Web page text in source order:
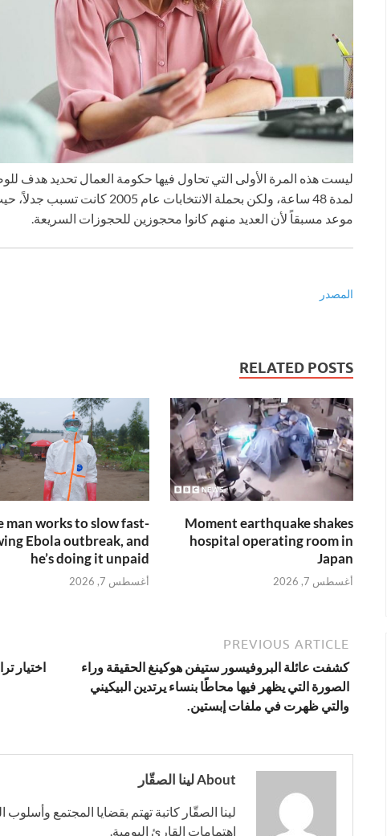
لمدة 48 ساعة، ولكن بحملة
موعد مسبقاً لأن العديد منهم كانوا محجوزين للحجوزات السريعة.
المصدر
RELATED POSTS
Moment earthquake shakes
hospital operating room in
Japan
أغسطس 7, 2026
man works to slow fast-
Ebola outbreak, and
he’s doing it unpaid
أغسطس 7, 2026
PREVIOUS ARTICLE
كشفت عائلة البروفيسور ستيفن هوكينغ الحقيقة وراء
الصورة التي يظهر فيها محاطًا بنساء يرتدين البيكيني
والتي ظهرت في ملفات إبستين.
About لينا الصقّار
لينا الصقّار كاتبة تهتم بقضايا المجتمع وأسلوب
اهتمامات القارئ اليومية.